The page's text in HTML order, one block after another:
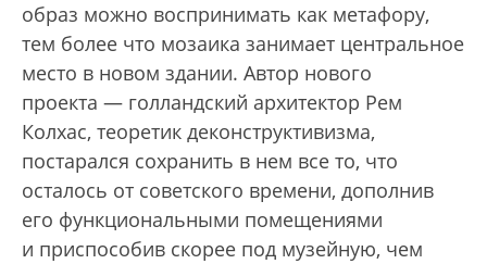
образ можно воспринимать как метафору,
тем более что мозаика занимает центральное
место в новом здании. Автор нового
проекта — голландский архитектор Рем
Колхас, теоретик деконструктивизма,
постарался сохранить в нем все то, что
осталось от советского времени, дополнив
его функциональными помещениями
и приспособив cкорее под музейную, чем